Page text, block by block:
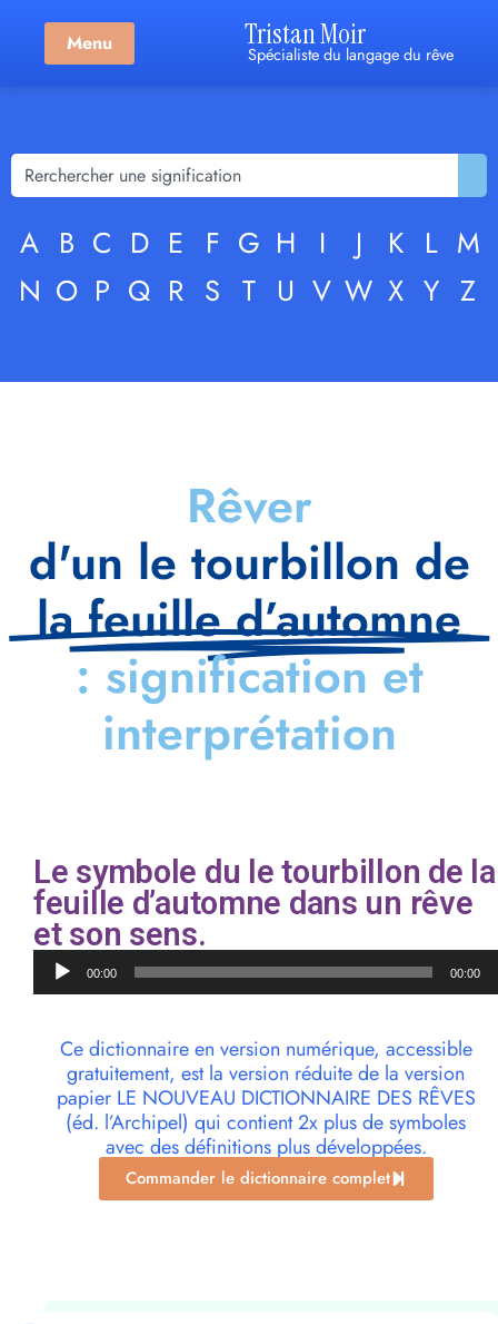
Menu Tristan Moir
Spécialiste du langage du rêve
A B C D E F G H I J K L M
N O P Q R S T U V W X Y Z
Rêver
d'un le tourbillon de
la feuille d’automne
: signification et
interprétation
Le symbole du le tourbillon de la
feuille d’automne dans un rêve
et son sens.
Lecteur
audio00:00 00:00
Ce dictionnaire en version numérique, accessible
gratuitement, est la version réduite de la version
papier LE NOUVEAU DICTIONNAIRE DES RÊVES
(éd. l’Archipel) qui contient 2x plus de symboles
avec des définitions plus développées.
Commander le dictionnaire complet